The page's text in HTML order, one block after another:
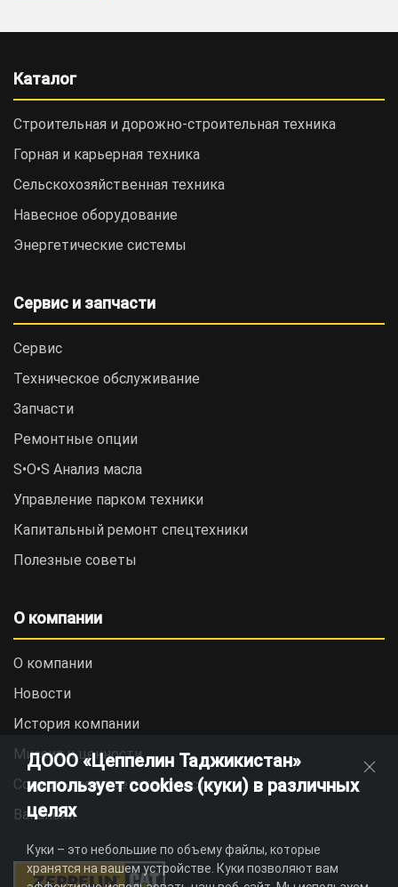
Каталог
Строительная и дорожно-cтроительная техника
Горная и карьерная техника
Сельскохозяйственная техника
Навесное оборудование
Энергетические системы
Сервис и запчасти
Сервис
Техническое обслуживание
Запчасти
Ремонтные опции
S•O•S Анализ масла
Управление парком техники
Капитальный ремонт спецтехники
Полезные советы
О компании
О компании
Новости
История компании
Миссия и ценности
Социальная ответственность
Вакансии
ДООО «Цеппелин Таджикистан»
использует cookies (куки) в различных
целях
Куки – это небольшие по объему файлы, которые
хранятся на вашем устройстве. Куки позволяют вам